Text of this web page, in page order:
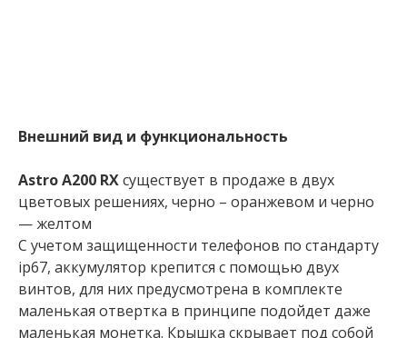
Внешний вид и функциональность
Astro A200 RXсуществует в продаже в двух
цветовых решениях, черно – оранжевом и черно
— желтом
С учетом защищенности телефонов по стандарту
ip67, аккумулятор крепится с помощью двух
винтов, для них предусмотрена в комплекте
маленькая отвертка в принципе подойдет даже
маленькая монетка. Крышка скрывает под собой